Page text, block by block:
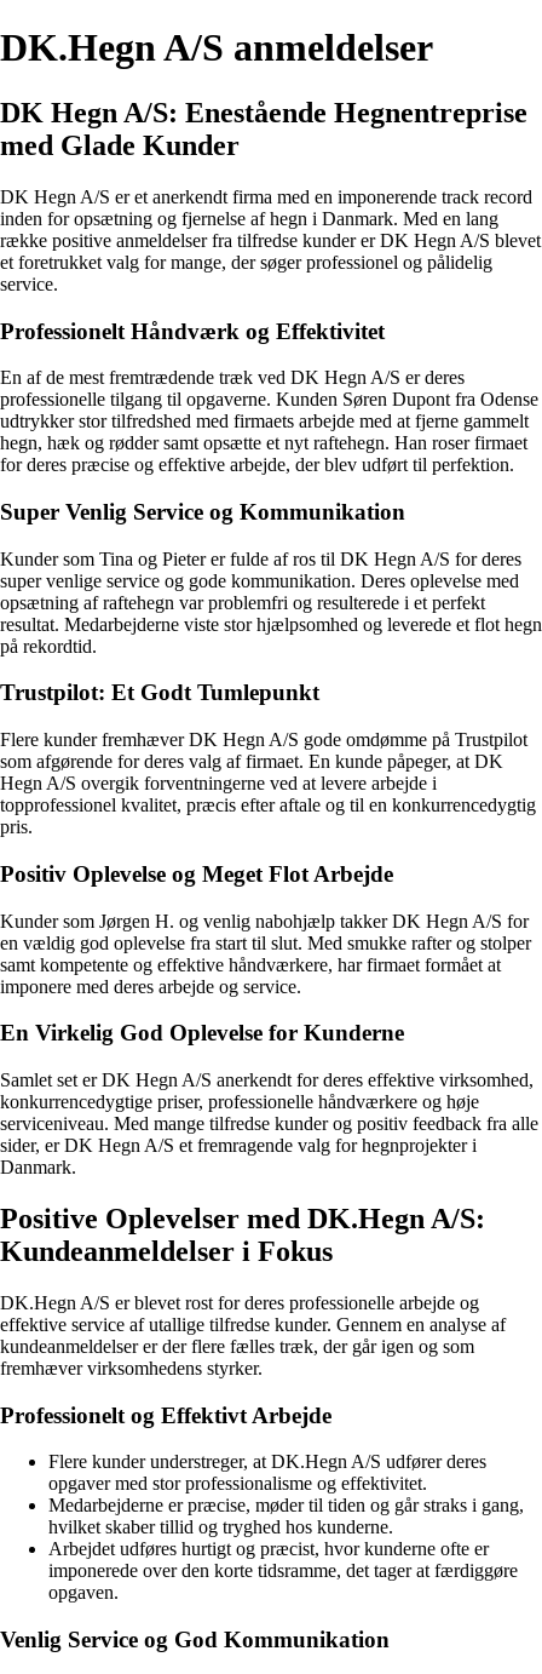
DK.Hegn A/S anmeldelser
DK Hegn A/S: Enestående Hegnentreprise
med Glade Kunder
DK Hegn A/S er et anerkendt firma med en imponerende track record
inden for opsætning og fjernelse af hegn i Danmark. Med en lang
række positive anmeldelser fra tilfredse kunder er DK Hegn A/S blevet
et foretrukket valg for mange, der søger professionel og pålidelig
service.
Professionelt Håndværk og Effektivitet
En af de mest fremtrædende træk ved DK Hegn A/S er deres
professionelle tilgang til opgaverne. Kunden Søren Dupont fra Odense
udtrykker stor tilfredshed med firmaets arbejde med at fjerne gammelt
hegn, hæk og rødder samt opsætte et nyt raftehegn. Han roser firmaet
for deres præcise og effektive arbejde, der blev udført til perfektion.
Super Venlig Service og Kommunikation
Kunder som Tina og Pieter er fulde af ros til DK Hegn A/S for deres
super venlige service og gode kommunikation. Deres oplevelse med
opsætning af raftehegn var problemfri og resulterede i et perfekt
resultat. Medarbejderne viste stor hjælpsomhed og leverede et flot hegn
på rekordtid.
Trustpilot: Et Godt Tumlepunkt
Flere kunder fremhæver DK Hegn A/S gode omdømme på Trustpilot
som afgørende for deres valg af firmaet. En kunde påpeger, at DK
Hegn A/S overgik forventningerne ved at levere arbejde i
topprofessionel kvalitet, præcis efter aftale og til en konkurrencedygtig
pris.
Positiv Oplevelse og Meget Flot Arbejde
Kunder som Jørgen H. og venlig nabohjælp takker DK Hegn A/S for
en vældig god oplevelse fra start til slut. Med smukke rafter og stolper
samt kompetente og effektive håndværkere, har firmaet formået at
imponere med deres arbejde og service.
En Virkelig God Oplevelse for Kunderne
Samlet set er DK Hegn A/S anerkendt for deres effektive virksomhed,
konkurrencedygtige priser, professionelle håndværkere og høje
serviceniveau. Med mange tilfredse kunder og positiv feedback fra alle
sider, er DK Hegn A/S et fremragende valg for hegnprojekter i
Danmark.
Positive Oplevelser med DK.Hegn A/S:
Kundeanmeldelser i Fokus
DK.Hegn A/S er blevet rost for deres professionelle arbejde og
effektive service af utallige tilfredse kunder. Gennem en analyse af
kundeanmeldelser er der flere fælles træk, der går igen og som
fremhæver virksomhedens styrker.
Professionelt og Effektivt Arbejde
Flere kunder understreger, at DK.Hegn A/S udfører deres
opgaver med stor professionalisme og effektivitet.
Medarbejderne er præcise, møder til tiden og går straks i gang,
hvilket skaber tillid og tryghed hos kunderne.
Arbejdet udføres hurtigt og præcist, hvor kunderne ofte er
imponerede over den korte tidsramme, det tager at færdiggøre
opgaven.
Venlig Service og God Kommunikation